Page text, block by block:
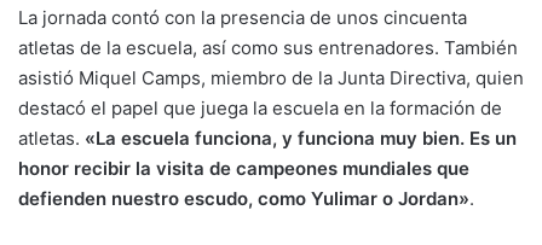
La jornada contó con la presencia de unos cincuenta
atletas de la escuela, así como sus entrenadores. También
asistió Miquel Camps, miembro de la Junta Directiva, quien
destacó el papel que juega la escuela en la formación de
atletas. «La escuela funciona, y funciona muy bien. Es un
honor recibir la visita de campeones mundiales que
defienden nuestro escudo, como Yulimar o Jordan».